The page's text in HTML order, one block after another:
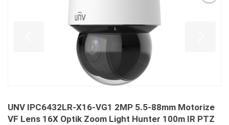
UNV IPC6432LR-X16-VG1 2MP 5.5-88mm Motorize
VF Lens 16X Optik Zoom Light Hunter 100m IR PTZ